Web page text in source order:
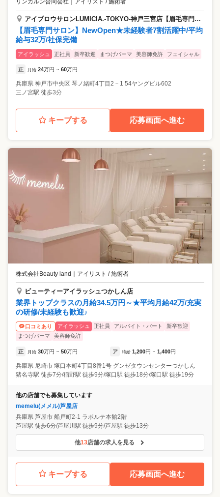
リンカルン合同会社 アイリスト / 施術者
アイブロウサロンLUMICIA.-TOKYO-神戸三宮店【眉毛専門店】
【眉毛専門サロン】NewOpen★未経験者7割活躍中/平均
給与32万/社保完備
アイラッシュ 正社員 新卒歓迎 まつげパーマ 美容師免許 フェイシャル
正 月給 24万円 ~ 60万円
兵庫県 神戸市中央区 琴ノ緒町4丁目2－1 54ヤングビル602
三ノ宮駅 徒歩3分
キープする 応募画面へ進む
株式会社Beauty land ｜ アイリスト / 施術者
ビューティーアイラッシュつかしん店
業界トップクラスの月給34.5万円～★平均月給42万/充実
の研修/未経験も歓迎♪
口コミあり アイラッシュ 正社員 アルバイト・パート
新卒歓迎
まつげパーマ
美容師免許
正 月給 30万円 ~ 50万円 ア 時給 1,200円 ~ 1,400円
兵庫県 尼崎市 塚口本町4丁目8番1号 グンゼタウンセンターつかしん
猪名寺駅 徒歩7分/稲野駅 徒歩9分/塚口駅 徒歩18分/塚口駅 徒歩19分
他の店舗でも募集しています
memelu(メメル)芦屋店
兵庫県 芦屋市 船戸町2-1 ラポルテ本館2階
芦屋駅 徒歩6分/芦屋川駅 徒歩9分/芦屋駅 徒歩13分
他13店舗の求人を見る
キープする 応募画面へ進む